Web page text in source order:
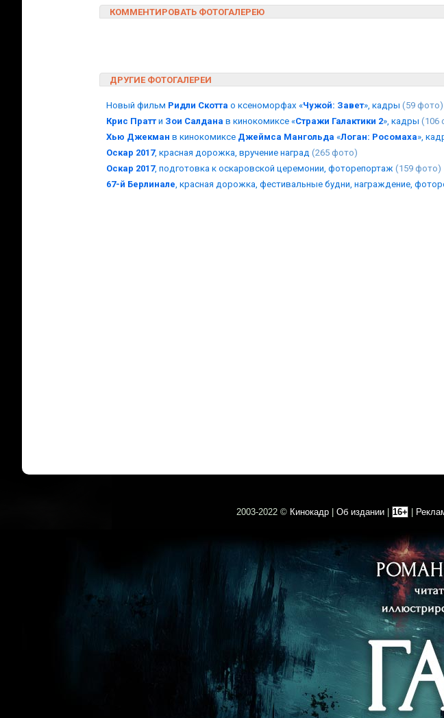
КОММЕНТИРОВАТЬ ФОТОГАЛЕРЕЮ
ДРУГИЕ ФОТОГАЛЕРЕИ
Новый фильм Ридли Скотта о ксеноморфах «Чужой: Завет», кадры (59 фото)
Крис Пратт и Зои Салдана в кинокомиксе «Стражи Галактики 2», кадры (106
Хью Джекман в кинокомиксе Джеймса Мангольда «Логан: Росомаха»,
Оскар 2017, красная дорожка, вручение наград (265 фото)
Оскар 2017, подготовка к оскаровской церемонии, фоторепортаж (159 фото)
67-й Берлинале, красная дорожка, фестивальные будни, награждение,
2003-2022 © Кинокадр Об издании| 16+